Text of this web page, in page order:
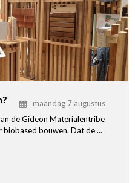
maandag 7 augustus
de Gideon Materialentribe
bouwen. Dat de ...